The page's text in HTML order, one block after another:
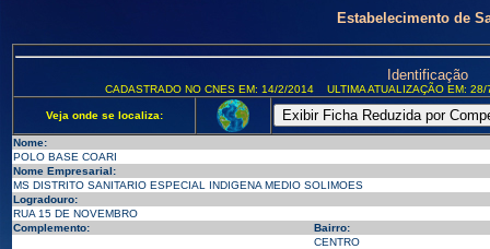
Estabelecimento de
Identificação
CADASTRADO NO CNES EM: 14/2/2014 ULTIMA ATUALIZAÇÃO EM:
Veja onde se localiza:
Nome:
POLO BASE COARI
Nome Empresarial:
MS DISTRITO SANITARIO ESPECIAL INDIGENA MEDIO SOLIMOES
Logradouro:
RUA 15 DE NOVEMBRO
Complemento:
Bairro:
CENTRO